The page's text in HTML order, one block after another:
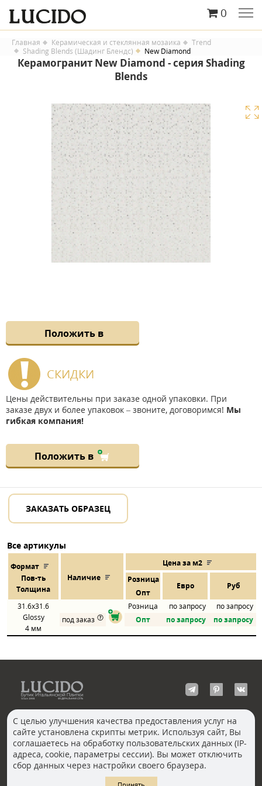
0
Главная Керамическая и стеклянная мозаика
Trend
Shading Blends (Шадинг Блендс)
New Diamond
Керамогранит New Diamond - серия Shading
Blends
Положить в
СКИДКИ
Цены действительны при заказе одной упаковки. При
заказе двух и более упаковок – звоните, договоримся! Мы
гибкая компания!
Положить в
ЗАКАЗАТЬ ОБРАЗЕЦ
Все артикулы
Формат
Пов-ть
Толщина
Наличие
Цена за м2
Розница
Евро Руб
Опт
31.6x31.6
Glossy
4 мм
Розница по запросу
по запросу
под заказ
Опт по запросу по запросу
КОНТАКТЫ
Москва, Пречистенка
Волгоград
Екатеринбург
Казань
Новосибирск
Санкт-Петербург
С целью улучшения качества предоставления услуг на
сайте установлена скрипты метрик. Используя сайт, Вы
соглашаетесь на обработку пользовательских данных (IP-
адреса, cookie, параметры сессии). Вы может отключить
сбор данных через настройки своего браузера.